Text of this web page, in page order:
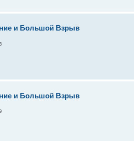
и Большой Взрыв
и Большой Взрыв